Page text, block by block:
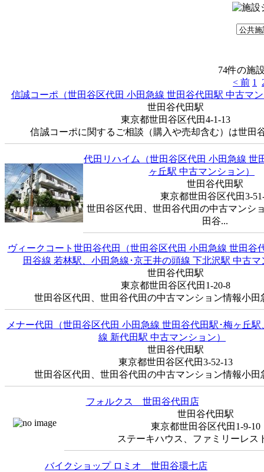
74件の施
< 前 1
信誠コーポ（世田谷区代田 小田急線 世田谷代田駅 中古マ
世田谷代田駅
東京都世田谷区代田4-1-13
信誠コーポに関するご相談（購入や売却含む）は世田
代田リハイム（世田谷区代田 小田急線 世
ヶ丘駅 中古マンション）
世田谷代田駅
東京都世田谷区代田3-
世田谷区代田、世田谷代田の中古マンシ
田谷...
ヴィークコート世田谷代田（世田谷区代田 小田急線 世田谷
田谷線 若林駅、小田急線･京王井の頭線 下北沢駅 中古マ
世田谷代田駅
東京都世田谷区代田1-20-8
世田谷区代田、世田谷代田の中古マンション情報小田
メナー代田（世田谷区代田 小田急線 世田谷代田駅･梅ヶ丘
線 新代田駅 中古マンション）
世田谷代田駅
東京都世田谷区代田3-52-13
世田谷区代田、世田谷代田の中古マンション情報小田
フォルクス 世田谷代田店
世田谷代田駅
東京都世田谷区代田1-9-10
ステーキハウス、ファミリーレス
バイクショップ ロミオ 世田谷環七店